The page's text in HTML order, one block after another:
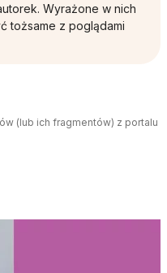
Wyrażone w nich
tożsame z poglądami
(lub ich fragmentów) z portalu